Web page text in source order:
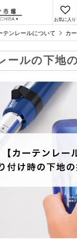
お気に入り
テンレールについて カ
ールの下地